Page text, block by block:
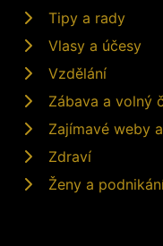
Tipy a rady
Vlasy a účesy
Vzdělání
Zábava a volný
Zajímavé weby
Zdraví
Ženy a